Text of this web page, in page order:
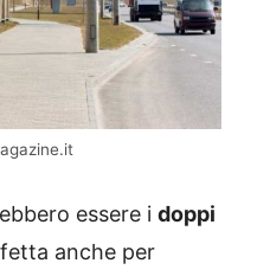
essere i doppi
anche per